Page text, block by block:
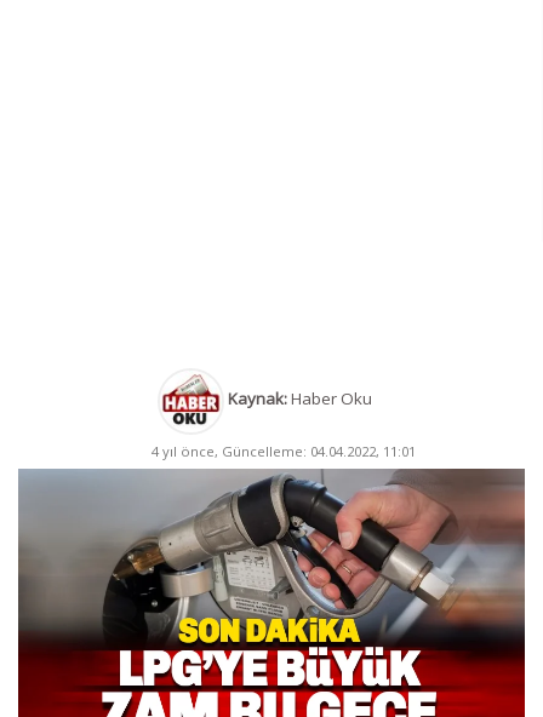
Kaynak:Haber Oku
4 yıl önce, Güncelleme: 04.04.2022, 11:01